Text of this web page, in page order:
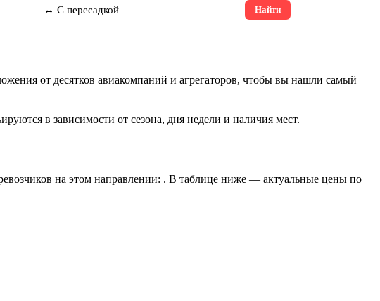
↔ С пересадкой Найти
от десятков авиакомпаний и агрегаторов, чтобы вы нашли самый
в зависимости от сезона, дня недели и наличия мест.
на этом направлении: . В таблице ниже — актуальные цены по